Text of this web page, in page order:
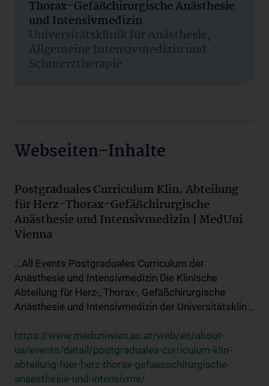
Thorax-Gefäßchirurgische Anästhesie
und Intensivmedizin
Universitätsklinik für Anästhesie,
Allgemeine Intensivmedizin und
Schmerztherapie
Webseiten-Inhalte
Postgraduales Curriculum Klin. Abteilung
für Herz-Thorax-Gefäßchirurgische
Anästhesie und Intensivmedizin | MedUni
Vienna
...All Events Postgraduales Curriculum der
Anästhesie und Intensivmedizin Die Klinische
Abteilung für Herz-, Thorax-, Gefäßchirurgische
Anästhesie und Intensivmedizin der Universitätsklin...
https://www.meduniwien.ac.at/web/en/about-
us/events/detail/postgraduales-curriculum-klin-
abteilung-fuer-herz-thorax-gefaesschirurgische-
anaesthesie-und-intensivme/